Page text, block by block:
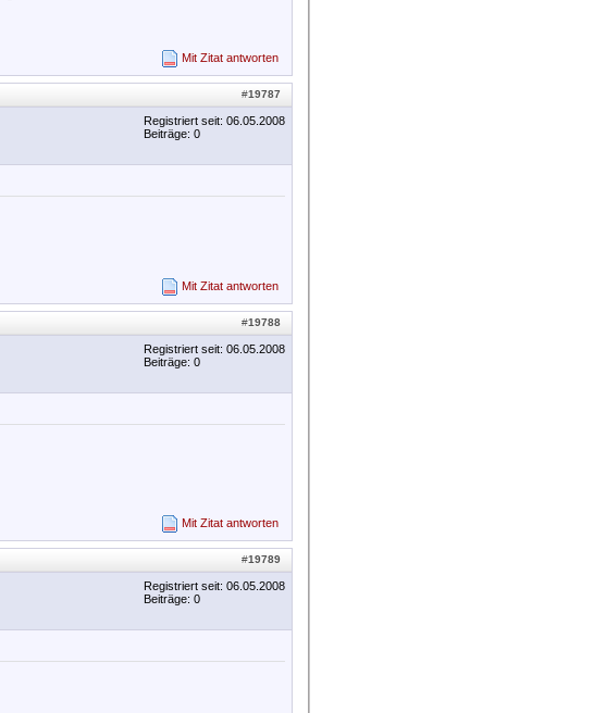
Mit Zitat antworten
#19787
Registriert seit: 06.05.2008
Beiträge: 0
Mit Zitat antworten
#19788
Registriert seit: 06.05.2008
Beiträge: 0
Mit Zitat antworten
#19789
Registriert seit: 06.05.2008
Beiträge: 0